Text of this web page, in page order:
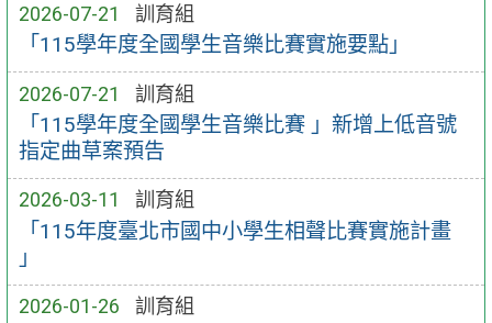
2026-07-21 訓育組
「115學年度全國學生音樂比賽實施要點」
2026-07-21 訓育組
「115學年度全國學生音樂比賽 」新增上低音號
指定曲草案預告
2026-03-11 訓育組
「115年度臺北市國中小學生相聲比賽實施計畫
」
2026-01-26 訓育組